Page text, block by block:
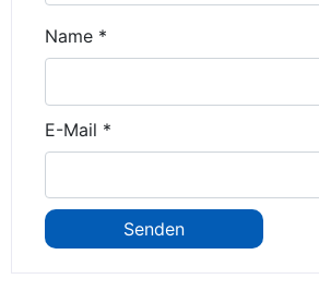
Name *
E-Mail *